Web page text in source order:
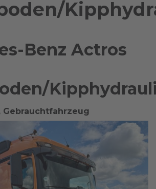
Benz Actros
Gebrauchtfahrzeug